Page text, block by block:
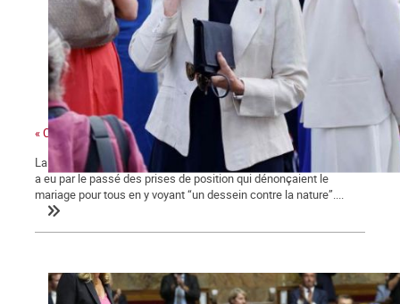
« Ces gens-là »
La ministre des collectivités territoriales, issue des Républicains,
a eu par le passé des prises de position qui dénonçaient le
mariage pour tous en y voyant “un dessein contre la nature”....